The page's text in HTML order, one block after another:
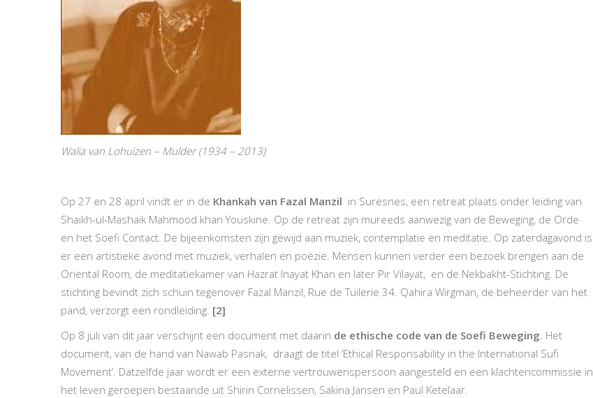
Walia van Lohuizen – Mulder (1934 – 2013)
Op 27 en 28 april vindt er in de Khankah van Fazal Manzil in Suresnes, een retreat plaats onder leiding van
Shaikh-ul-Mashaik Mahmood khan Youskine. Op de retreat zijn mureeds aanwezig van de Beweging, de Orde
en het Soefi Contact. De bijeenkomsten zijn gewijd aan muziek, contemplatie en meditatie. Op zaterdagavond is
er een artistieke avond met muziek, verhalen en poëzie. Mensen kunnen verder een bezoek brengen aan de
Oriental Room, de meditatiekamer van Hazrat Inayat Khan en later Pir Vilayat, en de Nekbakht-Stichting. De
stichting bevindt zich schuin tegenover Fazal Manzil, Rue de Tuilerie 34. Qahira Wirgman, de beheerder van het
pand, verzorgt een rondleiding. [2]
Op 8 juli van dit jaar verschijnt een document met daarin de ethische code van de Soefi Beweging. Het
document, van de hand van Nawab Pasnak, draagt de titel ‘Ethical Responsability in the International Sufi
Movement’. Datzelfde jaar wordt er een externe vertrouwenspersoon aangesteld en een klachtencommissie in
het leven geroepen bestaande uit Shirin Cornelissen, Sakina Jansen en Paul Ketelaar.